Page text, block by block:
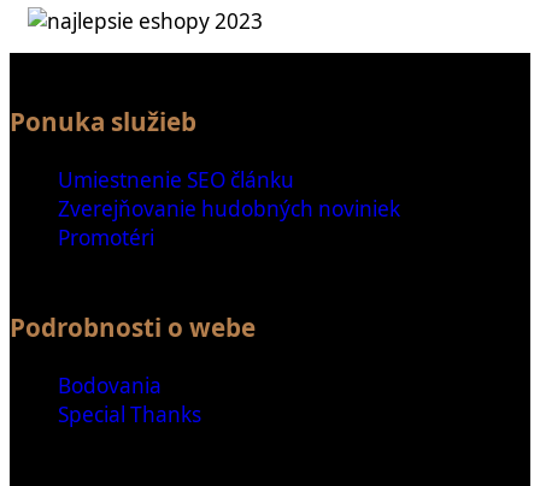
Ponuka služieb
Umiestnenie SEO článku
Zverejňovanie hudobných noviniek
Promotéri
Podrobnosti o webe
Bodovania
Special Thanks